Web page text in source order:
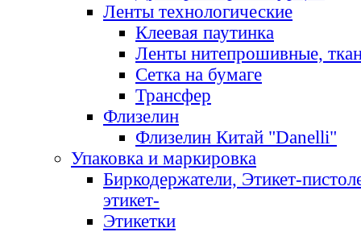
Ленты технологические
Клеевая паутинка
Ленты нитепрошивные,
Сетка на бумаге
Трансфер
Флизелин
Флизелин Китай "Danelli"
Упаковка и маркировка
Биркодержатели, Этикет-
этикет-
Этикетки